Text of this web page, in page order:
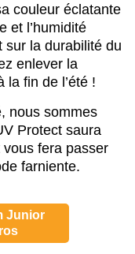
couleur éclatante
et l’humidité
sur la durabilité du
enlever la
la fin de l’été !
nous sommes
Protect saura
fera passer
farniente.
Junior